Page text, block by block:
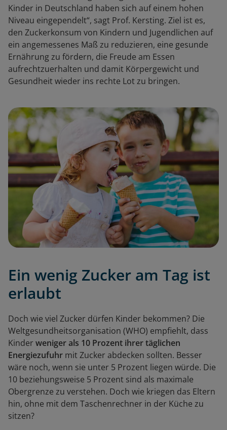
Kinder in Deutschland haben sich auf einem hohen
Niveau eingependelt“, sagt Prof. Kersting. Ziel ist es,
den Zuckerkonsum von Kindern und Jugendlichen auf
ein angemessenes Maß zu reduzieren, eine gesunde
Ernährung zu fördern, die Freude am Essen
aufrechtzuerhalten und damit Körpergewicht und
Gesundheit wieder ins rechte Lot zu bringen.
Ein wenig Zucker am Tag ist
erlaubt
Doch wie viel Zucker dürfen Kinder bekommen? Die
Weltgesundheitsorganisation (WHO) empfiehlt, dass
Kinder weniger als 10 Prozent ihrer täglichen
Energiezufuhr mit Zucker abdecken sollten. Besser
wäre noch, wenn sie unter 5 Prozent liegen würde. Die
10 beziehungsweise 5 Prozent sind als maximale
Obergrenze zu verstehen. Doch wie kriegen das Eltern
hin, ohne mit dem Taschenrechner in der Küche zu
sitzen?